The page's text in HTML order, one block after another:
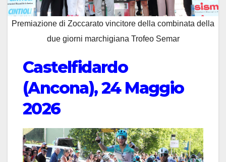
Premiazione di Zoccarato vincitore della combinata della
due giorni marchigiana Trofeo Semar
Castelfidardo
(Ancona), 24 Maggio
2026